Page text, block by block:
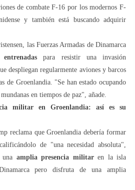
de combate F-16 por los modernos F-
y también está buscando adquirir
las Fuerzas Armadas de Dinamarca
para resistir una invasión
despliegan regularmente aviones y barcos
de Groenlandia. "Se han estado ocupando
en tiempos de paz", añade.
militar en Groenlandia: así es su
reclama que Groenlandia debería formar
de "una necesidad absoluta",
amplia presencia militaren la isla
pero disfruta de una amplia